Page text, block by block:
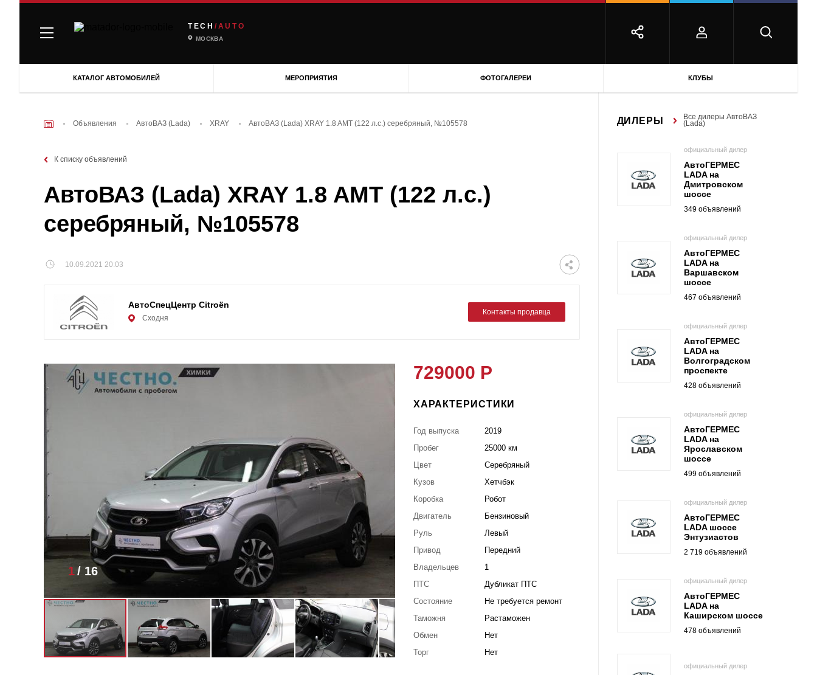
TECH /AUTO
МОСКВА
КАТАЛОГ АВТОМОБИЛЕЙ МЕРОПРИЯТИЯ ФОТОГАЛЕРЕИ КЛУБЫ
Объявления АвтоВАЗ (Lada) XRAY АвтоВАЗ (Lada) XRAY 1.8 AMT (122 л.с.) серебряный, №105578
К списку объявлений
АвтоВАЗ (Lada) XRAY 1.8 AMT (122 л.с.)
серебряный, №105578
10.09.2021 20:03
АвтоСпецЦентр Citroën
Сходня
Контакты продавца
1/ 16
729000 Р
ХАРАКТЕРИСТИКИ
Год выпуска
2019
Пробег
25000 км
Цвет
Серебряный
Кузов
Хетчбэк
Коробка
Робот
Двигатель
Бензиновый
Руль
Левый
Привод
Передний
Владельцев
1
ПТС
Дубликат ПТС
Состояние
Не требуется ремонт
Таможня
Растаможен
Обмен
Нет
Торг
Нет
ДИЛЕРЫ Все дилеры АвтоВАЗ
(Lada)
официальный дилер
АвтоГЕРМЕС
LADA на
Дмитровском
шоссе
349 объявлений
официальный дилер
АвтоГЕРМЕС
LADA на
Варшавском
шоссе
467 объявлений
официальный дилер
АвтоГЕРМЕС
LADA на
Волгоградском
проспекте
428 объявлений
официальный дилер
АвтоГЕРМЕС
LADA на
Ярославском
шоссе
499 объявлений
официальный дилер
АвтоГЕРМЕС
LADA шоссе
Энтузиастов
2 719 объявлений
официальный дилер
АвтоГЕРМЕС
LADA на
Каширском шоссе
478 объявлений
официальный дилер